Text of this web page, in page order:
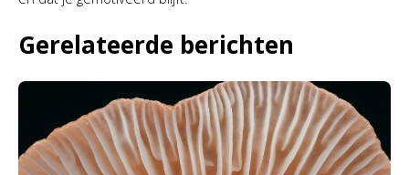
Gerelateerde berichten